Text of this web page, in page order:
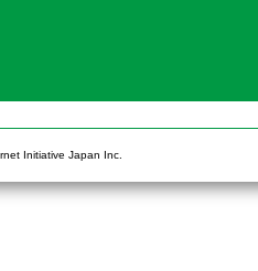
Initiative Japan Inc.